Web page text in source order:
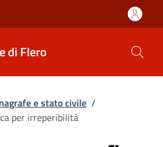
di Flero
e stato civile /
per irreperibilità